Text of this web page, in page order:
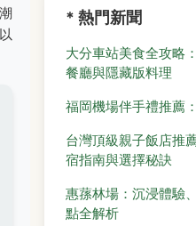
* 熱門新聞
大分車站美食全攻略
餐廳與隱藏版料理
福岡機場伴手禮推薦
台灣頂級親子飯店推
宿指南與選擇秘訣
惠蓀林場：沉浸體驗
點全解析